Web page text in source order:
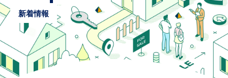
新着情報
プライバシーポリシー
新着情報